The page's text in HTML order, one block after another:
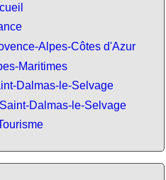
Alpes-Côtes d'Azur
Maritimes
Dalmas-le-Selvage
Dalmas-le-Selvage